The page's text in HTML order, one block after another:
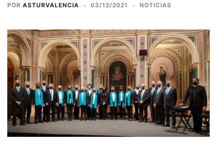
POR ASTURVALENCIA 03/12/2021 NOTICIAS